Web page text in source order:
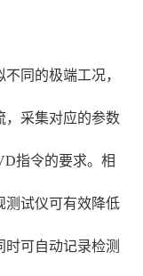
同的极端工况，
，采集对应的参数
指令的要求。相
测试仪可有效降低
时可自动记录检测